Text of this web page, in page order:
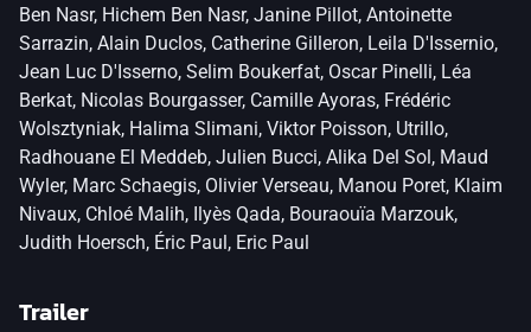
Ben Nasr, Hichem Ben Nasr, Janine Pillot, Antoinette
Sarrazin, Alain Duclos, Catherine Gilleron, Leila D'Issernio,
Jean Luc D'Isserno, Selim Boukerfat, Oscar Pinelli, Léa
Berkat, Nicolas Bourgasser, Camille Ayoras, Frédéric
Wolsztyniak, Halima Slimani, Viktor Poisson, Utrillo,
Radhouane El Meddeb, Julien Bucci, Alika Del Sol , Maud
Wyler, Marc Schaegis, Olivier Verseau, Manou Poret, Klaim
Nivaux, Chloé Malih, Ilyès Qada, Bouraouïa Marzouk,
Judith Hoersch, Éric Paul , Eric Paul
Trailer